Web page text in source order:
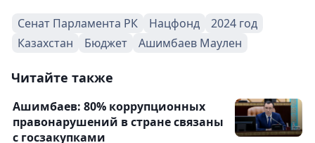
Сенат Парламента РК Нацфонд
2024 год
Казахстан
Бюджет Ашимбаев Маулен
Читайте также
Ашимбаев: 80% коррупционных
правонарушений в стране связаны
с госзакупками